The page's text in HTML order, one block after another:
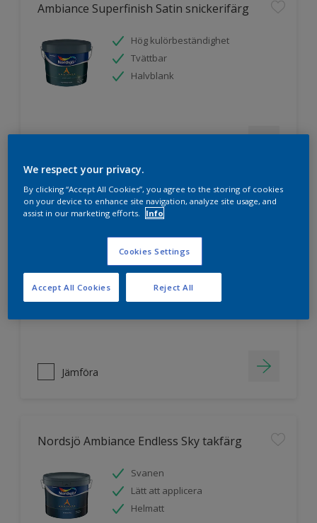
Ambiance Superfinish Satin snickerifärg
Hög kulörbeständighet
Tvättbar
Halvblank
Nordsjö Ambiance Superfinish Matt
Helmatt
Hög kulörbeständighet
Tvättbar
Jämföra
Nordsjö Ambiance Endless Sky takfärg
Svanen
Lätt att applicera
Helmatt
We respect your privacy.
By clicking “Accept All Cookies”, you agree to the storing of cookies
on your device to enhance site navigation, analyze site usage, and
assist in our marketing efforts.
Info
Cookies Settings
Reject All
Accept All Cookies